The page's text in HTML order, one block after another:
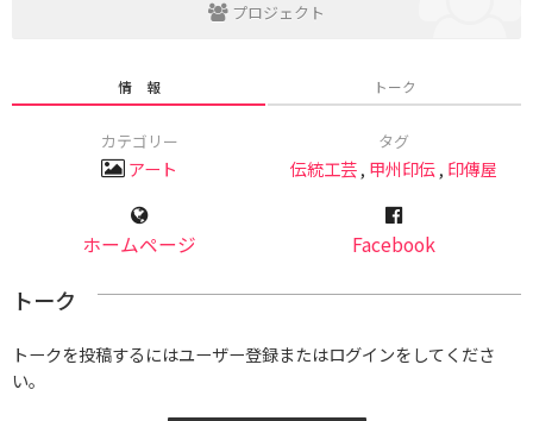
プロジェクト
情 報 トーク
カテゴリー
アート
タグ
伝統工芸, 甲州印伝, 印傳屋
ホームページ Facebook
トーク
トークを投稿するにはユーザー登録またはログインをしてくださ
い。